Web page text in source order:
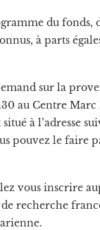
du fonds,
à parts
sur la
au Centre
à l’adresse
pouvez le faire
vous inscrire
recherche